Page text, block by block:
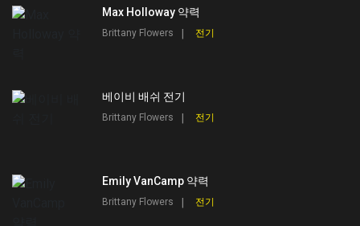
Max Holloway 약력
Brittany Flowers 전기
베이비 배쉬 전기
Brittany Flowers 전기
Emily VanCamp 약력
Brittany Flowers 전기